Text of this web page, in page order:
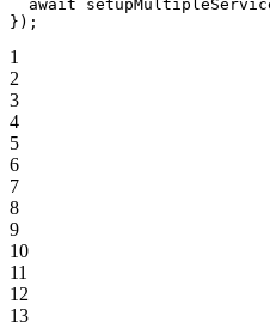
  await
});
1
2
3
4
5
6
7
8
9
10
11
12
13